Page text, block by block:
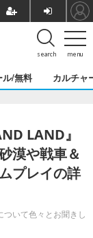
menu
search
ル/無料 カルチャ
LAND』
漠や戦車＆
プレイの詳
いて色々とお聞きし